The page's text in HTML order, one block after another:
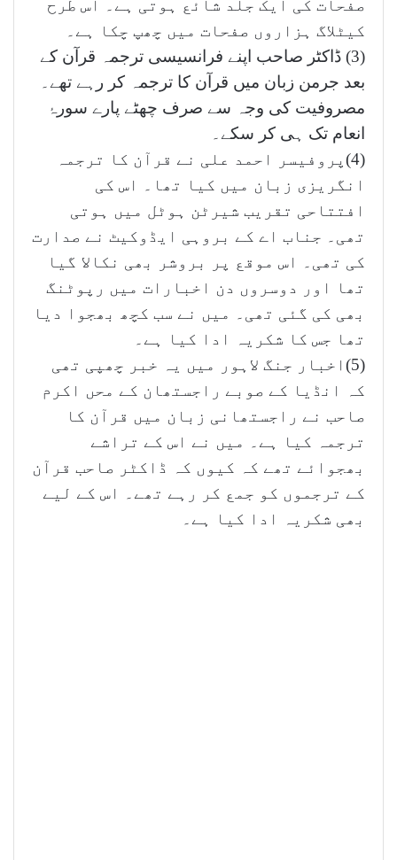
صفحات کی ایک جلد شائع ہوتی ہے۔ اس طرح
کیٹلاگ ہزاروں صفحات میں چھپ چکا ہے۔
(3) ڈاکٹر صاحب اپنے فرانسیسی ترجمہ قرآن کے
بعد جرمن زبان میں قرآن کا ترجمہ کر رہے تھے۔
مصروفیت کی وجہ سے صرف چھٹے پارے سورۂ
انعام تک ہی کر سکے۔
(4)پروفیسر احمد علی نے قرآن کا ترجمہ
انگریزی زبان میں کیا تھا۔ اس کی
افتتاحی تقریب شیرٹن ہوٹل میں ہوتی
تھی۔ جناب اے کے بروہی ایڈوکیٹ نے صدارت
کی تھی۔ اس موقع پر بروشر بھی نکالا گیا
تھا اور دوسروں دن اخبارات میں رپوٹنگ
بھی کی گئی تھی۔ میں نے سب کچھ بھجوا دیا
تھا جس کا شکریہ ادا کیا ہے۔
(5)اخبار جنگ لاہور میں یہ خبر چھپی تھی
کہ انڈیا کے صوبے راجستھان کے محں اکرم
صاحب نے راجستھانی زبان میں قرآن کا
ترجمہ کیا ہے۔ میں نے اس کے تراشے
بھجوائے تھے کہ کیوں کہ ڈاکٹر صاحب قرآن
کے ترجموں کو جمع کر رہے تھے۔ اس کے لیے
بھی شکریہ ادا کیا ہے۔